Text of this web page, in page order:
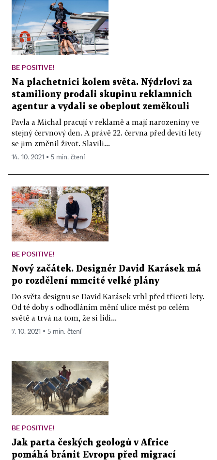
BE POSITIVE!
Na plachetnici kolem světa. Nýdrlovi za
stamiliony prodali skupinu reklamních
agentur a vydali se obeplout zeměkouli
Pavla a Michal pracují v reklamě a mají narozeniny ve
stejný červnový den. A právě 22. června před devíti lety
se jim změnil život. Slavili...
14. 10. 2021 ▪ 5 min. čtení
BE POSITIVE!
Nový začátek. Designér David Karásek má
po rozdělení mmcité velké plány
Do světa designu se David Karásek vrhl před třiceti lety.
Od té doby s odhodláním mění ulice měst po celém
světě a trvá na tom, že si lidi...
7. 10. 2021 ▪ 5 min. čtení
BE POSITIVE!
Jak parta českých geologů v Africe
pomáhá bránit Evropu před migrací